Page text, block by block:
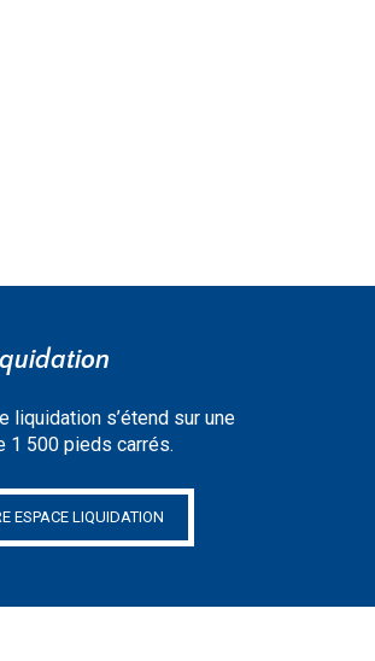
liquidation s’étend sur une
1 500 pieds carrés.
ESPACE LIQUIDATION